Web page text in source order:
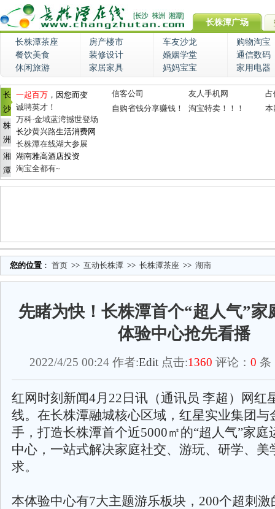
长株潭广场
长株潭茶座 房产楼市 车友沙龙
购物淘宝
餐饮美食
装修设计 婚姻学堂
通信数码
休闲旅游
家居家具 妈妈宝宝 家用电器
长
沙
株
洲
湘
潭
一起百万 ，因您而变
诚聘英才！
万科·金域蓝湾撼世登场
长沙黄兴路生活消费网
长株潭在线湖大参展
湖南雅高酒店投资
淘宝全都有~
信客公司 友人手机网
占
自购省钱分享赚钱！
淘宝特卖！！！ 本
您的位置 ： 首页 >> 互动长株潭 >> 长株潭茶座 >> 湖南
先睹为快！长株潭首个“超人气”家
体验中心抢先看播
2022/4/25 00:24 作者:Edit 点击:1360 评论： 0 条
红网时刻新闻4月22日讯（通讯员 李超）网红
线。在长株潭融城核心区域，红星实业集团与
手，打造长株潭首个近5000㎡的“超人气”家庭
中心，一站式解决家庭社交、游玩、研学、美
求。
本体验中心有7大主题游乐板块，200个超刺